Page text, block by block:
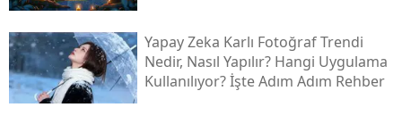
Yapay Zeka Karlı Fotoğraf Trendi
Nedir, Nasıl Yapılır? Hangi Uygulama
Kullanılıyor? İşte Adım Adım Rehber